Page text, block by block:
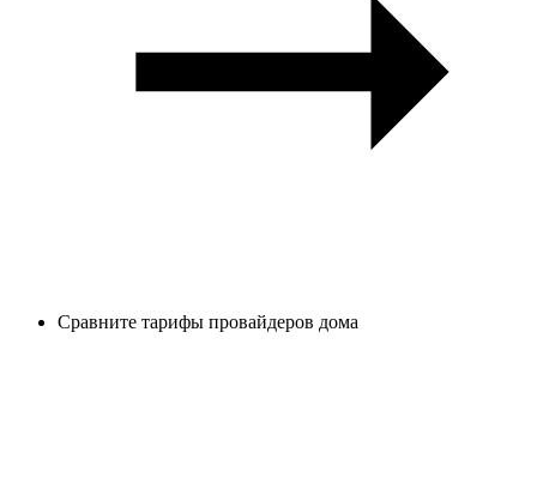
Сравните тарифы провайдеров дома